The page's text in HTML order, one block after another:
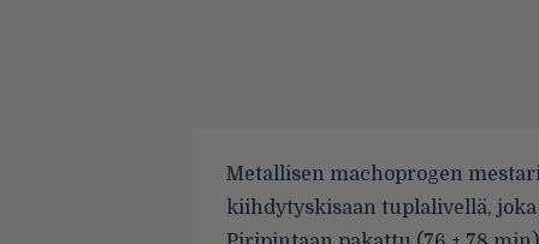
Metallisen machoprogen
kiihdytyskisaan tuplalivellä,